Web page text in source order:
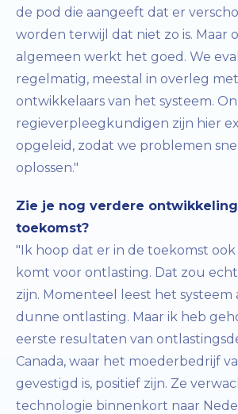
de pod die aangeeft dat er
worden terwijl dat niet zo is. Maar
algemeen werkt het goed. We
regelmatig, meestal in overleg
ontwikkelaars van het systeem.
regieverpleegkundigen zijn hier
opgeleid, zodat we problemen
oplossen."
Zie je nog verdere
toekomst?
"Ik hoop dat er in de toekomst ook
komt voor ontlasting. Dat zou
zijn. Momenteel leest het systeem
dunne ontlasting. Maar ik heb
eerste resultaten van
Canada, waar het moederbedrijf
gevestigd is, positief zijn. Ze
technologie binnenkort naar